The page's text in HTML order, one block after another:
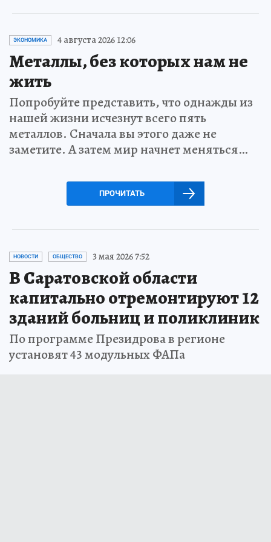
ЭКОНОМИКА 4 августа 2026 12:06
Металлы, без которых нам не
жить
Попробуйте представить, что однажды из
нашей жизни исчезнут всего пять
металлов. Сначала вы этого даже не
заметите. А затем мир начнет меняться…
ПРОЧИТАТЬ
НОВОСТИ ОБЩЕСТВО 3 мая 2026 7:52
В Саратовской области
капитально отремонтируют 12
зданий больниц и поликлиник
По программе Президрова в регионе
установят 43 модульных ФАПа